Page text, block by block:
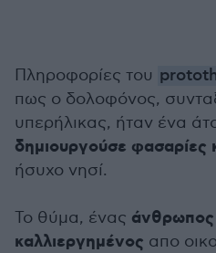
Πληροφορίες του
πως ο δολοφόνος,
υπερήλικας, ήταν ένα
δημιουργούσε φασαρίες
ήσυχο νησί.
Το θύμα, ένας άνθρωπος
καλλιεργημένος απο